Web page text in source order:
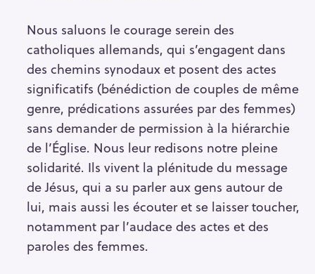
Nous saluons le courage serein des
catholiques allemands, qui s’engagent dans
des chemins synodaux et posent des actes
significatifs (bénédiction de couples de même
genre, prédications assurées par des femmes)
sans demander de permission à la hiérarchie
de l’Église. Nous leur redisons notre pleine
solidarité. Ils vivent la plénitude du message
de Jésus, qui a su parler aux gens autour de
lui, mais aussi les écouter et se laisser toucher,
notamment par l’audace des actes et des
paroles des femmes.